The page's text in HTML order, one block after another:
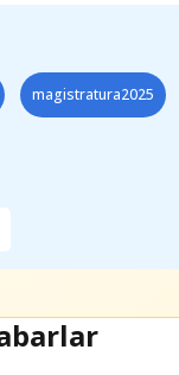
magistratura2025